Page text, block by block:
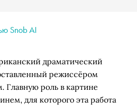
Snob AI
драматический
режиссёром
Главную роль в картине
для которого эта работа